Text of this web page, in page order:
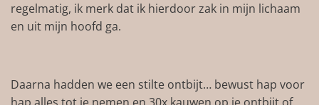
regelmatig, ik merk dat ik hierdoor zak in mijn lichaam
en uit mijn hoofd ga.
Daarna hadden we een stilte ontbijt… bewust hap voor